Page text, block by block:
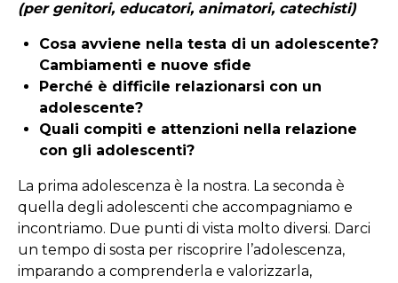
(per genitori, educatori, animatori, catechisti)
Cosa avviene nella testa di un adolescente?
Cambiamenti e nuove sfide
Perché è difficile relazionarsi con un
adolescente?
Quali compiti e attenzioni nella relazione
con gli adolescenti?
La prima adolescenza è la nostra. La seconda è
quella degli adolescenti che accompagniamo e
incontriamo. Due punti di vista molto diversi. Darci
un tempo di sosta per riscoprire l’adolescenza,
imparando a comprenderla e valorizzarla,